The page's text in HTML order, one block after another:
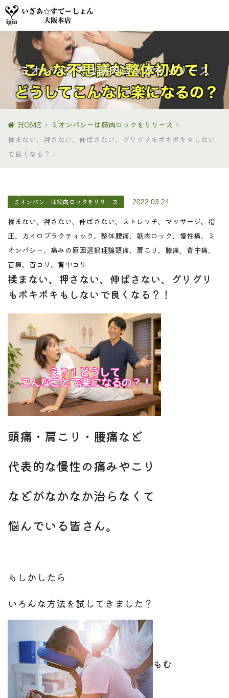
ミオンパシーは筋肉ロックをリリース
HOME
ミオンパシーは筋肉ロックをリリース
揉まない、押さない、伸ばさない、グリグリもボキボキもしない
で良くなる？！
ミオンパシーは筋肉ロックをリリース 2022.03.24
揉まない、押さない、伸ばさない、ストレッチ、マッサージ、指
圧、カイロプラクティック、整体腰痛、筋肉ロック、慢性痛、ミ
オンパシー、痛みの原因選択理論頭痛、肩こり、膝痛，背中痛、
首痛、首コリ、背中コリ
揉まない、押さない、伸ばさない、グリグリ
もボキボキもしないで良くなる？！
頭痛・肩こり・腰痛など
代表的な慢性の痛みやこり
などがなかなか治らなくて
悩んでいる皆さん。
もしかしたら
いろんな方法を試してきました？
もむ